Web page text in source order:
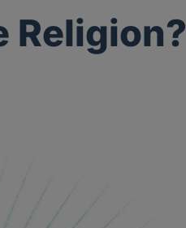
Religion?